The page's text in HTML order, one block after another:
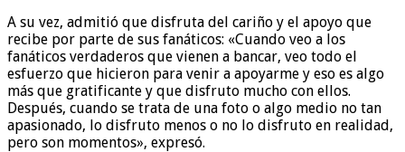
A su vez, admitió que disfruta del cariño y el apoyo que
recibe por parte de sus fanáticos: «Cuando veo a los
fanáticos verdaderos que vienen a bancar, veo todo el
esfuerzo que hicieron para venir a apoyarme y eso es algo
más que gratificante y que disfruto mucho con ellos.
Después, cuando se trata de una foto o algo medio no tan
apasionado, lo disfruto menos o no lo disfruto en realidad,
pero son momentos», expresó.